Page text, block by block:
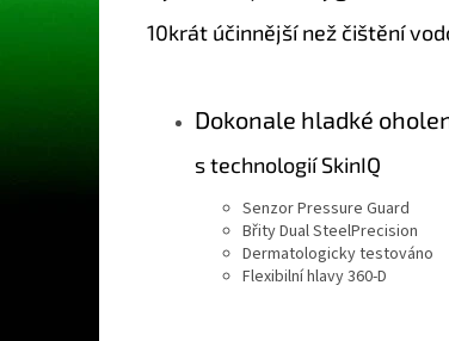
10krát účinnější než čištění
Dokonale hladké
s technologií SkinIQ
Senzor Pressure Guard
Břity Dual SteelPrecision
Dermatologicky testováno
Flexibilní hlavy 360-D